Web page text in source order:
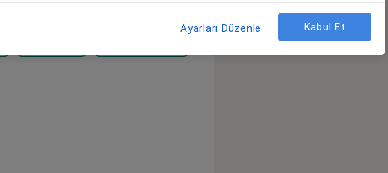
Ayarları Düzenle Kabul Et